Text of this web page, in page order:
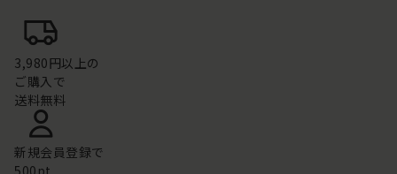
3,980円以上の
ご購入で
送料無料
新規会員登録で